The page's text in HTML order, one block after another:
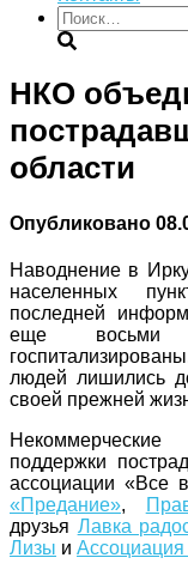
Найти:
НКО
области
Опубликовано
Наводнение в
населенных
последней
еще восьми
людей лишились
своей прежней
поддержки
ассоциации «Все
«Предание»,
друзья Лавка
Лизы и